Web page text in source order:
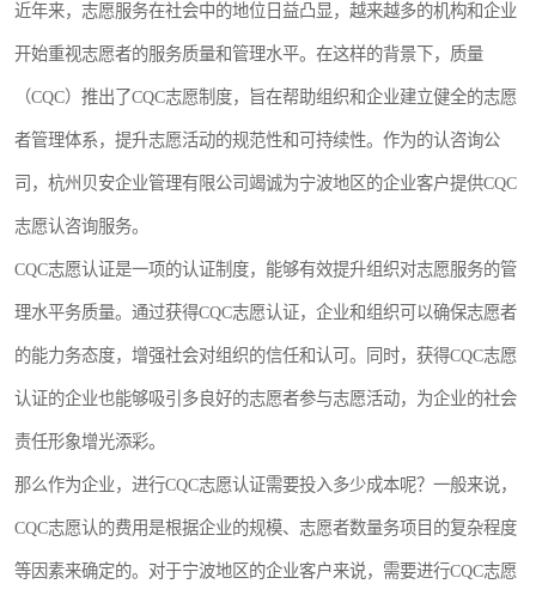
近年来，志愿服务在社会中的地位日益凸显，越来越多的机构和企业
开始重视志愿者的服务质量和管理水平。在这样的背景下，质量
（CQC）推出了CQC志愿制度，旨在帮助组织和企业建立健全的志愿
者管理体系，提升志愿活动的规范性和可持续性。作为的认咨询公
司，杭州贝安企业管理有限公司竭诚为宁波地区的企业客户提供CQC
志愿认咨询服务。
CQC志愿认证是一项的认证制度，能够有效提升组织对志愿服务的管
理水平务质量。通过获得CQC志愿认证，企业和组织可以确保志愿者
的能力务态度，增强社会对组织的信任和认可。同时，获得CQC志愿
认证的企业也能够吸引多良好的志愿者参与志愿活动，为企业的社会
责任形象增光添彩。
那么作为企业，进行CQC志愿认证需要投入多少成本呢？一般来说，
CQC志愿认的费用是根据企业的规模、志愿者数量务项目的复杂程度
等因素来确定的。对于宁波地区的企业客户来说，需要进行CQC志愿